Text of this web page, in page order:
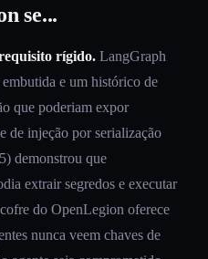
se...
rígido. LangGraph
e um histórico de
que poderiam expor
de injeção por serialização
demonstrou que
extrair segredos e executar
do OpenLegion oferece
nunca veem chaves de